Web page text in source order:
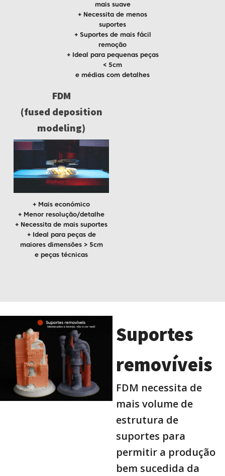
mais suave
+ Necessita de menos
suportes
+ Suportes de mais fácil
remoção
+ Ideal para pequenas peças
< 5cm
e médias com detalhes
FDM
(fused deposition
modeling)
+ Mais económico
+ Menor resolução/detalhe
+ Necessita de mais suportes
+ Ideal para peças de
maiores dimensões > 5cm
e peças técnicas
Suportes
removíveis
FDM necessita de
mais volume de
estrutura de
suportes para
permitir a produção
bem sucedida da